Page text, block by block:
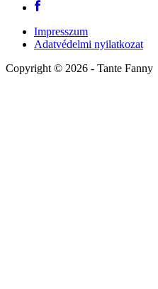
Impresszum
Adatvédelmi nyilatkozat
Copyright © 2026 - Tante Fanny